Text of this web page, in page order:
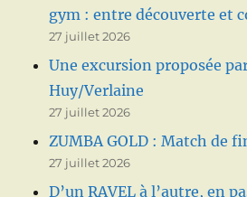
gym : entre découverte et
27 juillet 2026
Une excursion proposée
Huy/Verlaine
27 juillet 2026
ZUMBA GOLD : Match de
27 juillet 2026
D’un RAVEL à l’autre, en